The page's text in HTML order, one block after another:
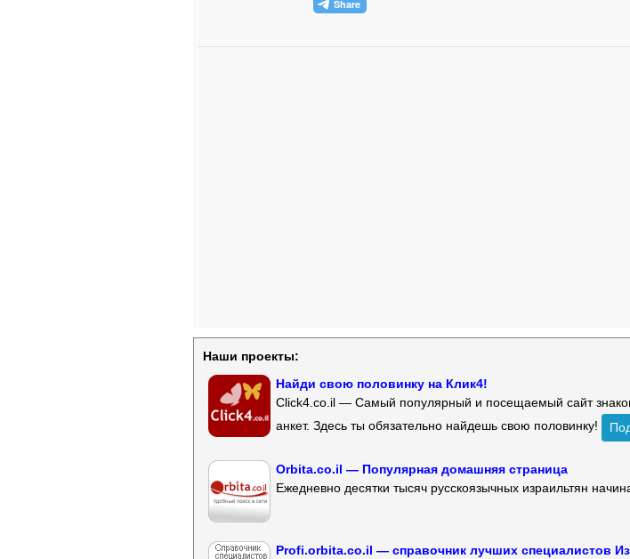
Наши проекты:
Найди свою половинку на Клик4!
Click4.co.il — Самый популярный и посещаемый сайт
анкет. Здесь ты обязательно найдешь свою половинку!
Orbita.co.il — Популярная домашняя страница
Ежедневно десятки тысяч русскоязычных израильтян
Profi.orbita.co.il — справочник лучших специалистов